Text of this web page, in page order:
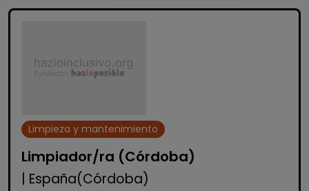
Limpieza y mantenimiento
Limpiador/ra (Córdoba)
| España(Córdoba)